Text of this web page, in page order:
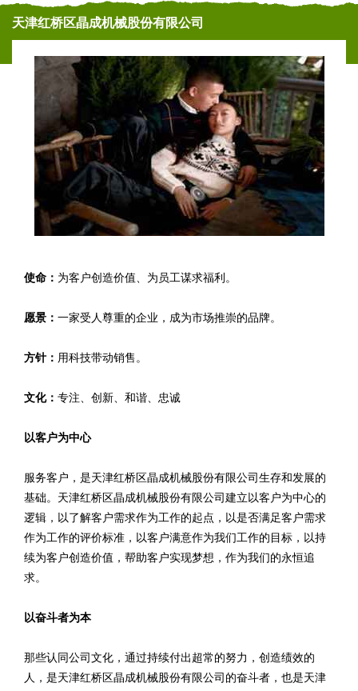
天津红桥区晶成机械股份有限公司
使命： 为客户创造价值、为员工谋求福利。
愿景： 一家受人尊重的企业，成为市场推崇的品牌。
方针： 用科技带动销售。
文化： 专注、创新、和谐、忠诚
以客户为中心
服务客户，是天津红桥区晶成机械股份有限公司生存和发展的
基础。天津红桥区晶成机械股份有限公司建立以客户为中心的
逻辑，以了解客户需求作为工作的起点，以是否满足客户需求
作为工作的评价标准，以客户满意作为我们工作的目标，以持
续为客户创造价值，帮助客户实现梦想，作为我们的永恒追
求。
以奋斗者为本
那些认同公司文化，通过持续付出超常的努力，创造绩效的
人，是天津红桥区晶成机械股份有限公司的奋斗者，也是天津